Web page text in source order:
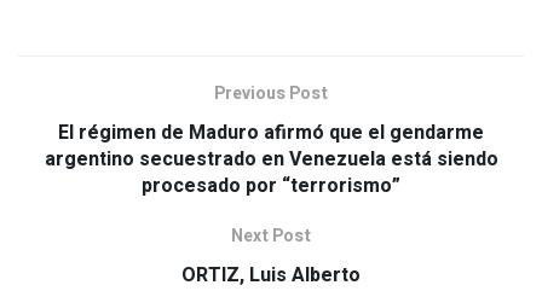
Previous Post
El régimen de Maduro afirmó que el gendarme
argentino secuestrado en Venezuela está siendo
procesado por “terrorismo”
Next Post
ORTIZ, Luis Alberto